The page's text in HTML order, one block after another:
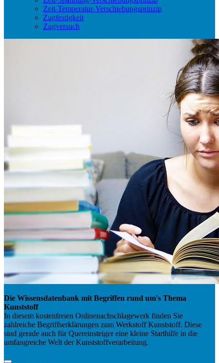
Zeit-Temperatur-Verschiebungsprinzip
Zugfestigkeit
Zugversuch
Die Wissensdatenbank mit Begriffen rund um's Thema
Kunststoff
In diesem kostenfreien Onlinenachschlagewerk finden Sie
zahlreiche Begriffserklärungen zum Werkstoff Kunststoff. Diese
sind gerade auch für Quereinsteiger eine kleine Starthilfe in die
umfangreiche Welt der Kunststoffverarbeitung.